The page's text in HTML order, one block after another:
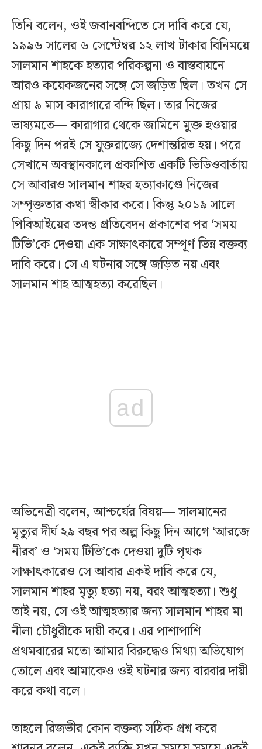
তিনি বলেন, ওই জবানবন্দিতে সে দাবি করে যে,
১৯৯৬ সালের ৬ সেপ্টেম্বর ১২ লাখ টাকার বিনিময়ে
সালমান শাহকে হত্যার পরিকল্পনা ও বাস্তবায়নে
আরও কয়েকজনের সঙ্গে সে জড়িত ছিল। তখন সে
প্রায় ৯ মাস কারাগারে বন্দি ছিল। তার নিজের
ভাষ্যমতে— কারাগার থেকে জামিনে মুক্ত হওয়ার
কিছু দিন পরই সে যুক্তরাজ্যে দেশান্তরিত হয়। পরে
সেখানে অবস্থানকালে প্রকাশিত একটি ভিডিওবার্তায়
সে আবারও সালমান শাহর হত্যাকাণ্ডে নিজের
সম্পৃক্ততার কথা স্বীকার করে। কিন্তু ২০১৯ সালে
পিবিআইয়ের তদন্ত প্রতিবেদন প্রকাশের পর ‘সময়
টিভি’কে দেওয়া এক সাক্ষাৎকারে সম্পূর্ণ ভিন্ন বক্তব্য
দাবি করে। সে এ ঘটনার সঙ্গে জড়িত নয় এবং
সালমান শাহ আত্মহত্যা করেছিল।
ad
অভিনেত্রী বলেন, আশ্চর্যের বিষয়— সালমানের
মৃত্যুর দীর্ঘ ২৯ বছর পর অল্প কিছু দিন আগে ‘আরজে
নীরব’ ও ‘সময় টিভি’কে দেওয়া দুটি পৃথক
সাক্ষাৎকারেও সে আবার একই দাবি করে যে,
সালমান শাহর মৃত্যু হত্যা নয়, বরং আত্মহত্যা। শুধু
তাই নয়, সে ওই আত্মহত্যার জন্য সালমান শাহর মা
নীলা চৌধুরীকে দায়ী করে। এর পাশাপাশি
প্রথমবারের মতো আমার বিরুদ্ধেও মিথ্যা অভিযোগ
তোলে এবং আমাকেও ওই ঘটনার জন্য বারবার দায়ী
করে কথা বলে।
তাহলে রিজভীর কোন বক্তব্য সঠিক প্রশ্ন করে